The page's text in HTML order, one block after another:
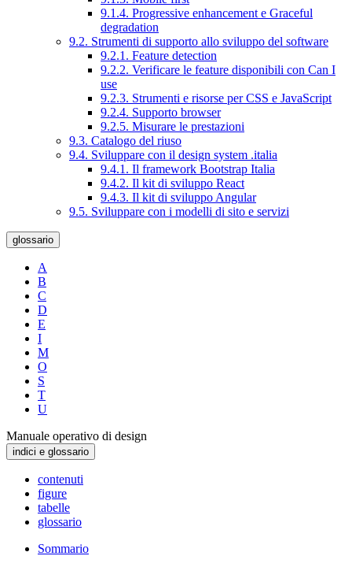
9.1.4. Progressive enhancement e Graceful
degradation
9.2. Strumenti di supporto allo sviluppo del software
9.2.1. Feature detection
9.2.2. Verificare le feature disponibili con Can I
use
9.2.3. Strumenti e risorse per CSS e JavaScript
9.2.4. Supporto browser
9.2.5. Misurare le prestazioni
9.3. Catalogo del riuso
9.4. Sviluppare con il design system .italia
9.4.1. Il framework Bootstrap Italia
9.4.2. Il kit di sviluppo React
9.4.3. Il kit di sviluppo Angular
9.5. Sviluppare con i modelli di sito e servizi
glossario
A
B
C
D
E
I
M
O
S
T
U
Manuale operativo di design
indici e glossario
contenuti
figure
tabelle
glossario
Sommario